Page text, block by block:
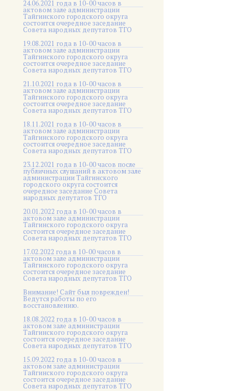
24.06.2021 года в 10-00 часов в
актовом зале администрации
Тайгинского городского округа
состоится очередное заседание
Совета народных депутатов ТГО
19.08.2021 года в 10-00 часов в
актовом зале администрации
Тайгинского городского округа
состоится очередное заседание
Совета народных депутатов ТГО
21.10.2021 года в 10-00 часов в
актовом зале администрации
Тайгинского городского округа
состоится очередное заседание
Совета народных депутатов ТГО
18.11.2021 года в 10-00 часов в
актовом зале администрации
Тайгинского городского округа
состоится очередное заседание
Совета народных депутатов ТГО
23.12.2021 года в 10-00 часов после
публичных слушаний в актовом зале
администрации Тайгинского
городского округа состоится
очередное заседание Совета
народных депутатов ТГО
20.01.2022 года в 10-00 часов в
актовом зале администрации
Тайгинского городского округа
состоится очередное заседание
Совета народных депутатов ТГО
17.02.2022 года в 10-00 часов в
актовом зале администрации
Тайгинского городского округа
состоится очередное заседание
Совета народных депутатов ТГО
Внимание! Сайт был поврежден!
Ведутся работы по его
восстановлению.
18.08.2022 года в 10-00 часов в
актовом зале администрации
Тайгинского городского округа
состоится очередное заседание
Совета народных депутатов ТГО
15.09.2022 года в 10-00 часов в
актовом зале администрации
Тайгинского городского округа
состоится очередное заседание
Совета народных депутатов ТГО